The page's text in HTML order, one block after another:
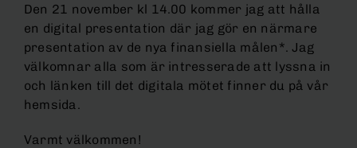
Den 21 november kl 14.00 kommer jag att hålla
en digital presentation där jag gör en närmare
presentation av de nya finansiella målen*. Jag
välkomnar alla som är intresserade att lyssna in
och länken till det digitala mötet finner du på vår
hemsida.
Varmt välkommen!